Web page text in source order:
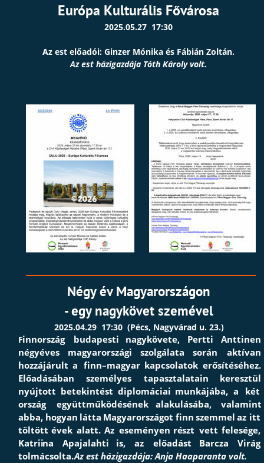
Négy év Magyarországon
- egy nagykövet szemével
2025.04.29  17:30  (Pécs, Nagyvárad u. 23.)
Finnország budapesti nagykövete, Pertti
Anttinen
négyéves
magyarországi szolgálata során
aktívan
hozzájárult a finn–magyar kapcsolatok erősítéséhez.
Előadásában
személyes tapasztalatain
keresztül
nyújtott betekintést diplomáciai munkájába, a
két
ország
együttműködésének alakulásába,
valamint
abba, hogyan látta Magyarországot finn szemmel az itt
töltött évek alatt. Az eseményen részt vett felesége,
Katriina Apajalahti is, az előadást Barcza
Virág
tolmácsolta. Az est házigazdája: Anja Haaparanta volt.
Európa Kulturális Fővárosa
2025.05.27  17:30
Az est előadói: Ginzer Mónika és Fábián Zoltán.
Az est házigazdája Tóth Károly volt.